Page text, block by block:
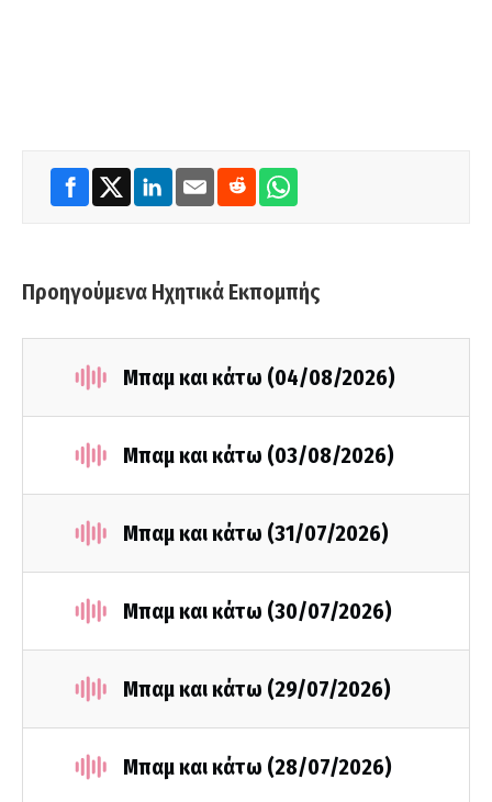
Προηγούμενα Ηχητικά Εκπομπής
Μπαμ και κάτω (04/08/2026)
Μπαμ και κάτω (03/08/2026)
Μπαμ και κάτω (31/07/2026)
Μπαμ και κάτω (30/07/2026)
Μπαμ και κάτω (29/07/2026)
Μπαμ και κάτω (28/07/2026)